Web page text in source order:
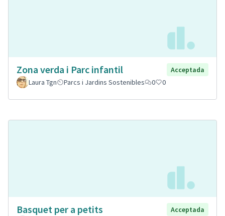
Zona verda i Parc infantil
Acceptada
Laura Tgn
Parcs i Jardins Sostenibles 0 0
Basquet per a petits
Acceptada